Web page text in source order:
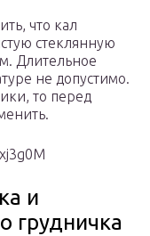
что кал
стеклянную
Длительное
не допустимо.
то перед
и
грудничка